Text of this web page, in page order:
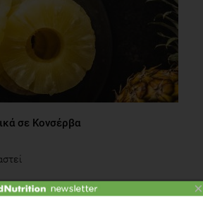
σε Κονσέρβα
×